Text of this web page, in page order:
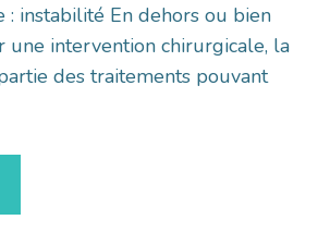
: instabilité En dehors ou bien
une intervention chirurgicale, la
des traitements pouvant